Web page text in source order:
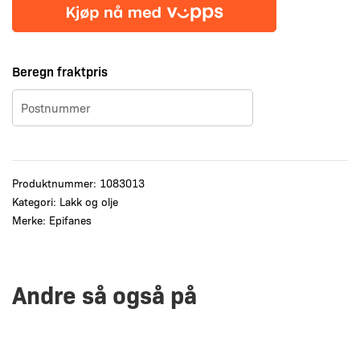
antall
Beregn fraktpris
Produktnummer: 1083013
Kategori: Lakk og olje
Merke: Epifanes
Andre så også på